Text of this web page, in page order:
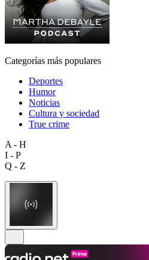
Categorías más populares
Deportes
Humor
Noticias
Cultura y sociedad
True crime
A - H
I - P
Q - Z